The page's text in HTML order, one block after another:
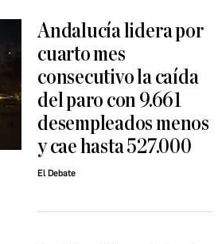
Andalucía lidera por
cuarto mes
consecutivo la caída
del paro con 9.661
desempleados menos
y cae hasta 527.000
El Debate